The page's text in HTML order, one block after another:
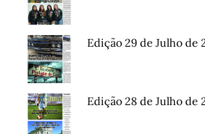
Edição 29 de Julho de
Edição 28 de Julho de